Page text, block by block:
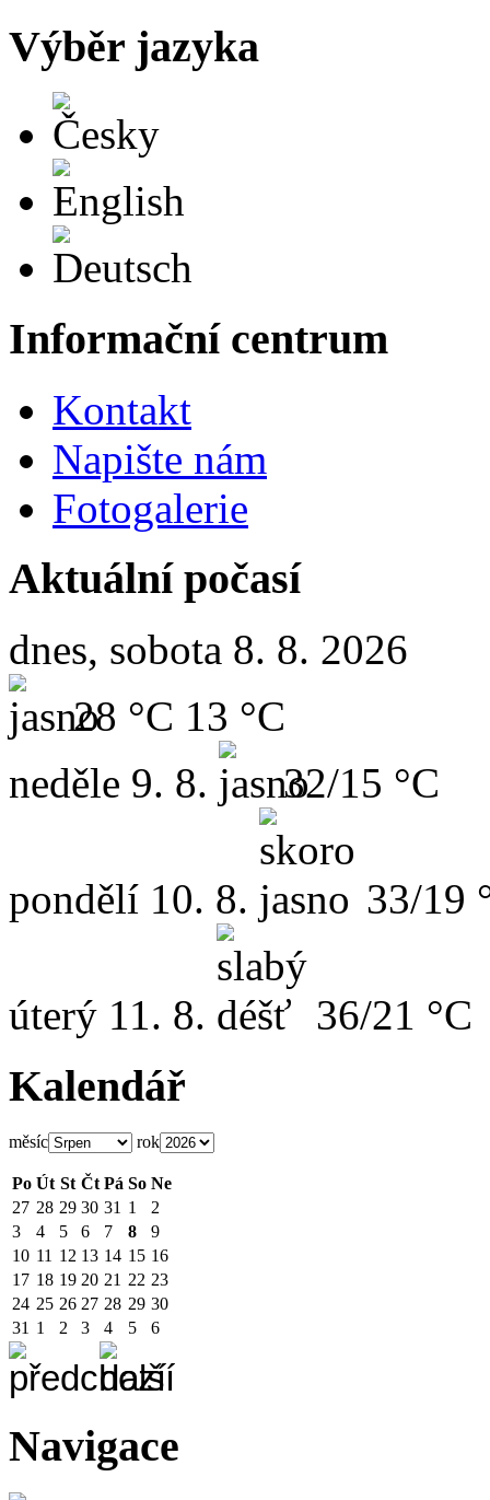
Výběr jazyka
Informační centrum
Kontakt
Napište nám
Fotogalerie
Aktuální počasí
dnes, sobota 8. 8. 2026
28 °C 13 °C
neděle 9. 8. 32/15 °C
pondělí 10. 8. 33/19
úterý 11. 8. 36/21 °C
Kalendář
měsíc rok
Po Út St Čt Pá So Ne
27 28 29 30 31 1
2
3
4 5 6 7 8
9
10 11 12 13 14 15 16
17 18 19 20 21 22 23
24 25 26 27 28 29 30
31 1 2 3 4 5 6
Navigace